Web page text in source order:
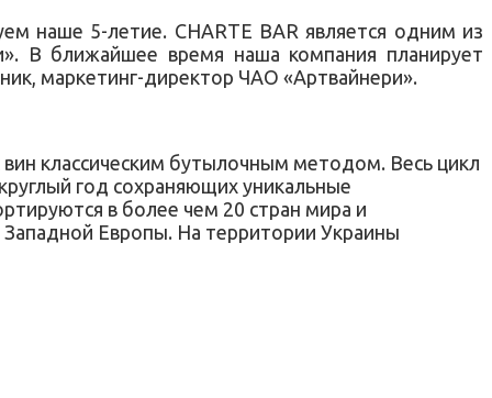
наше 5-летие. CHARTE BAR является одним из
В ближайшее время наша компания планирует
маркетинг-директор ЧАО «Артвайнери».
классическим бутылочным методом. Весь цикл
год сохраняющих уникальные
в более чем 20 стран мира и
Западной Европы. На территории Украины